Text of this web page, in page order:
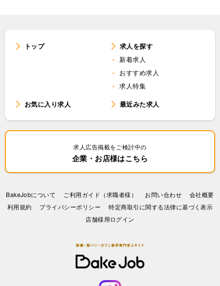
トップ
求人を探す
新着求人
おすすめ求人
求人特集
お気に入り求人
最近みた求人
求人広告掲載をご検討中の
企業・お店様はこちら
BakeJobについて ご利用ガイド（求職者様） お問い合わせ
会社概要
利⽤規約
プライバシーポリシー
特定商取引に関する法律に基づく表示
店舗様用ログイン